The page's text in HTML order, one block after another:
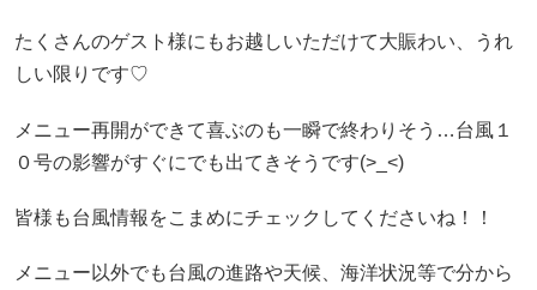
たくさんのゲスト様にもお越しいただけて大賑わい、うれ
しい限りです♡
メニュー再開ができて喜ぶのも一瞬で終わりそう…台風１
０号の影響がすぐにでも出てきそうです(>_<)
皆様も台風情報をこまめにチェックしてくださいね！！
メニュー以外でも台風の進路や天候、海洋状況等で分から